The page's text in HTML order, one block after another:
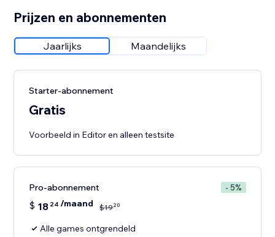
Prijzen en abonnementen
Jaarlijks Maandelijks
Starter-abonnement
Gratis
Voorbeeld in Editor en alleen testsite
Pro-abonnement - 5%
$ 18 24 /maand $1920
Alle games ontgrendeld